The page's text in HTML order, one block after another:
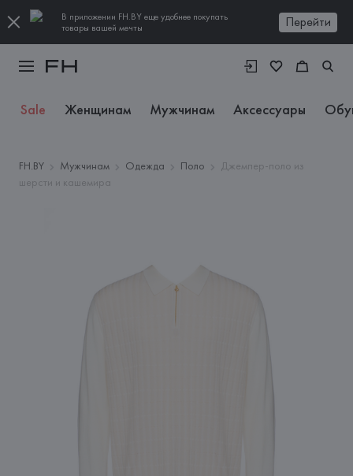
В приложении FH.BY еще удобнее покупать
товары вашей мечты
Перейти
Sale Женщинам Мужчинам Аксессуары
FH.BY Мужчинам Одежда Поло
Джемпер-поло из
шерсти и кашемира